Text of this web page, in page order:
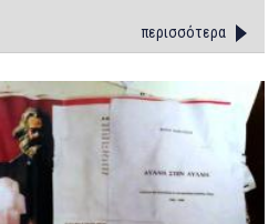
περισσότερα